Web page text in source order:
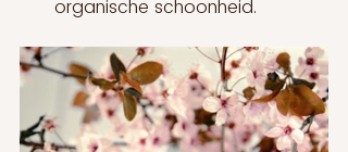
organische schoonheid.